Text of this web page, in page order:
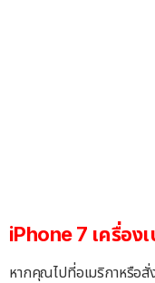
iPhone 7 เครื่อง
หากคุณไปที่อเมริกาหรือสั่